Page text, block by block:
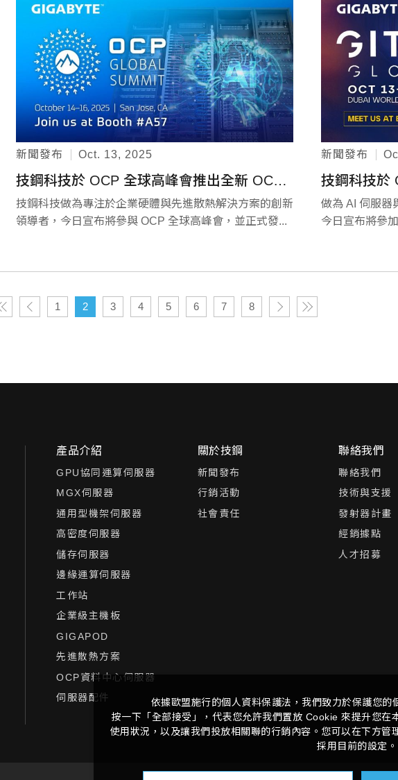
新聞發布 Oct. 13, 2025
技鋼科技於 OCP 全球高峰會推出全新 OCP 架構 GIGABYTE 伺服器，加速開放運算未來
技鋼科技做為專注於企業硬體與先進散熱解決方案的創新
領導者，今日宣布將參與 OCP 全球高峰會，並正式發...
新聞發布
做為 AI 伺服器
今日宣布將參
1 2 3 4 5 6 7 8
產品介紹
GPU協同運算伺服器
MGX伺服器
通用型機架伺服器
高密度伺服器
儲存伺服器
邊緣運算伺服器
工作站
企業級主機板
GIGAPOD
先進散熱方案
OCP資料中心伺服器
伺服器配件
關於技鋼
新聞發布
行銷活動
社會責任
聯絡我們
聯絡我們
技術與支援
發射器計畫
經銷據點
人才招募
依據歐盟施行的個人資料保護法，我們致力於保護您
按一下「全部接受」，代表您允許我們置放 Cookie 來提升您在
使用狀況，以及讓我們投放相關聯的行銷內容。您可以在下方
採用目前的設定。